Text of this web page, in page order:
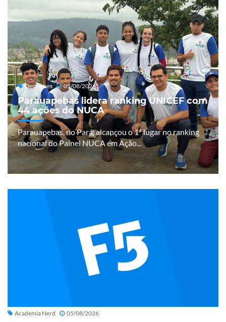
Destaques 05/08/2026
Parauapebas lidera ranking UNICEF com
44 ações do NUCA
Parauapebas, no Pará, alcançou o 1º lugar no ranking
nacional do Painel NUCA em Ação...
Academia Nerd 05/08/2026